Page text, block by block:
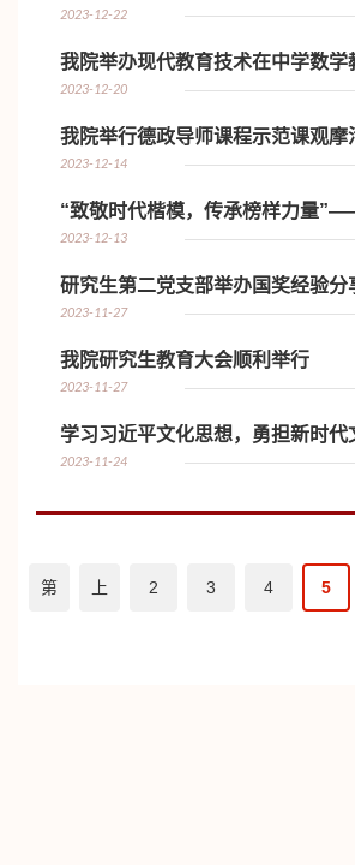
2023-12-22
2023-12-20
我院举行德政导师课程示范课观摩
2023-12-14
2023-12-13
研究生第二党支部举办国奖经验分
2023-11-27
我院研究生教育大会顺利举行
2023-11-27
2023-11-24
第 上 2 3 4 5